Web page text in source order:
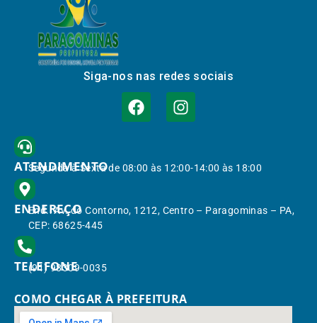
Siga-nos nas redes sociais
ATENDIMENTO
Segunda à Sexta de 08:00 às 12:00-14:00 às 18:00
ENDEREÇO
End.: Av. do Contorno, 1212, Centro – Paragominas – PA,
CEP: 68625-445
TELEFONE
(91) 98309-0035
COMO CHEGAR À PREFEITURA